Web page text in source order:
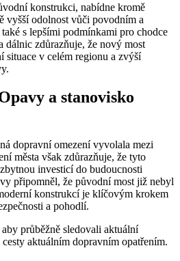
konstrukci, nabídne kromě
vyšší odolnost vůči povodním a
s lepšími podmínkami pro chodce
dálnic zdůrazňuje, že nový most
situace v celém regionu a zvýší
a stanovisko
dopravní omezení vyvolala mezi
města však zdůrazňuje, že tyto
investicí do budoucnosti
připomněl, že původní most již nebyl
konstrukcí je klíčovým krokem
a pohodlí.
průběžně sledovali aktuální
aktuálním dopravním opatřením.